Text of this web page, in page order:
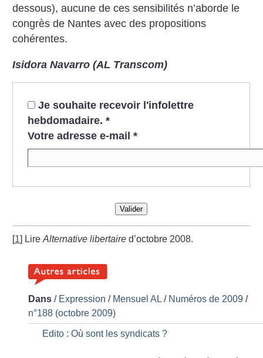
dessous), aucunede ces sensibilités n’aborde le
congrès de Nantes avec des propositions
cohérentes.
Isidora Navarro (AL Transcom)
Je souhaite recevoir l'infolettre
hebdomadaire. *
Votre adresse e-mail *
Valider
[1] LireAlternative libertaire d’octobre 2008.
Dans / Expression / Mensuel AL/ Numéros de 2009 /
n°188 (octobre 2009)
Edito : Où sont les syndicats ?